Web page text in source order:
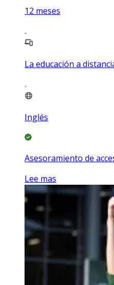
12 meses
La educación a
Inglés
Asesoramiento de
Lee mas